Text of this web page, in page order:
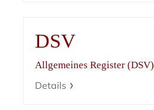
DSV
Allgemeines Register (DSV)
Details